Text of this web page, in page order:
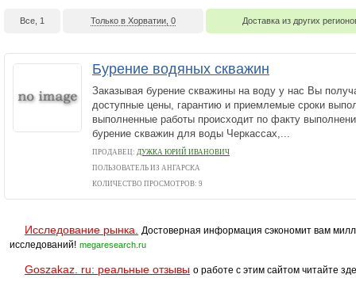
Все, 1 Только в Хорватии, 0 Доставка из других
Бурение водяных скважин
Заказывая бурение скважины на воду у нас Вы
доступные цены, гарантию и приемлемые сроки
выполненные работы происходит по факту
бурение скважин для воды Черкассах,...
ПРОДАВЕЦ: ДУЖКА ЮРИЙ ИВАНОВИЧ
ПОЛЬЗОВАТЕЛЬ ИЗ АНГАРСКА
КОЛИЧЕСТВО ПРОСМОТРОВ: 9
Исследование рынка.
Достоверная информация сэкономит вам
исследований! megaresearch.ru
Goszakaz. ru: реальные отзывы о работе с этим сайтом читайте